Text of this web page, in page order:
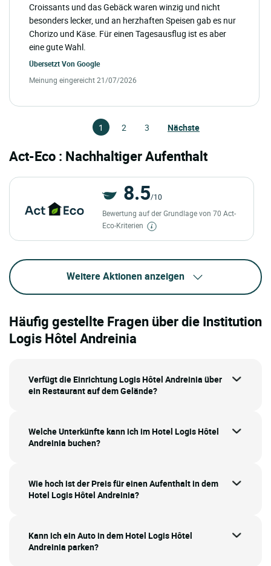
Croissants und das Gebäck waren winzig und nicht
besonders lecker, und an herzhaften Speisen gab es nur
Chorizo und Käse. Für einen Tagesausflug ist es aber
eine gute Wahl.
Übersetzt Von Google
Meinung eingereicht 21/07/2026
1 2 3 Nächste
Act-Eco : Nachhaltiger Aufenthalt
8.5/10
Bewertung auf der Grundlage von 70 Act-
Eco-Kriterien
Weitere Aktionen anzeigen
Häufig gestellte Fragen über die Institution
Logis Hôtel Andreinia
Verfügt die Einrichtung Logis Hôtel Andreinia über
ein Restaurant auf dem Gelände?
Welche Unterkünfte kann ich im Hotel Logis Hôtel
Andreinia buchen?
Wie hoch ist der Preis für einen Aufenthalt in dem
Hotel Logis Hôtel Andreinia?
Kann ich ein Auto in dem Hotel Logis Hôtel
Andreinia parken?